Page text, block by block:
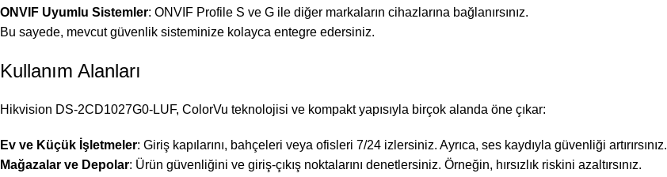
ONVIF Uyumlu Sistemler: ONVIF Profile S ve G ile diğer markaların cihazlarına bağlanırsınız.
Bu sayede, mevcut güvenlik sisteminize kolayca entegre edersiniz.
Kullanım Alanları
Hikvision DS-2CD1027G0-LUF, ColorVu teknolojisi ve kompakt yapısıyla birçok alanda öne çıkar:
Ev ve Küçük İşletmeler: Giriş kapılarını, bahçeleri veya ofisleri 7/24 izlersiniz. Ayrıca, ses kaydıyla güvenliği artırırsınız.
Mağazalar ve Depolar: Ürün güvenliğini ve giriş-çıkış noktalarını denetlersiniz. Örneğin, hırsızlık riskini azaltırsınız.